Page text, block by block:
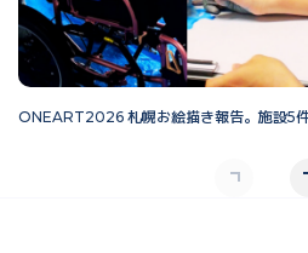
ONEART2026 札幌お絵描き報告。施設5件